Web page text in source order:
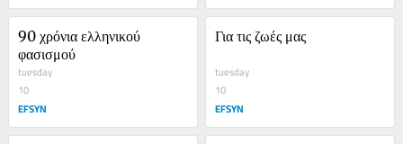
90 χρόνια ελληνικού
φασισμού
tuesday
10
EFSYN
Για τις ζωές μας
tuesday
10
EFSYN